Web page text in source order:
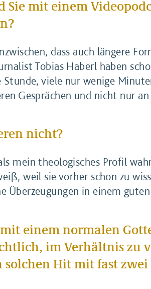
Sie mit einem
dass auch längere
Tobias Haberl haben
Stunde, viele nur wenige
Gesprächen und nicht nur
nicht?
mein theologisches Profil
weil sie vorher schon zu
Überzeugungen in einem
einem normalen
im Verhältnis zu
solchen Hit mit fast